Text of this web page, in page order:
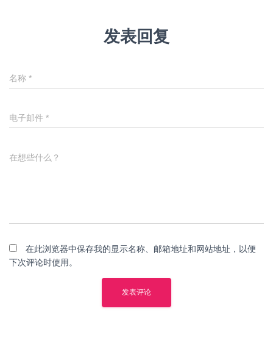
发表回复
名称 *
电子邮件 *
在想些什么？
在此浏览器中保存我的显示名称、邮箱地址和网站地址，以便
下次评论时使用。